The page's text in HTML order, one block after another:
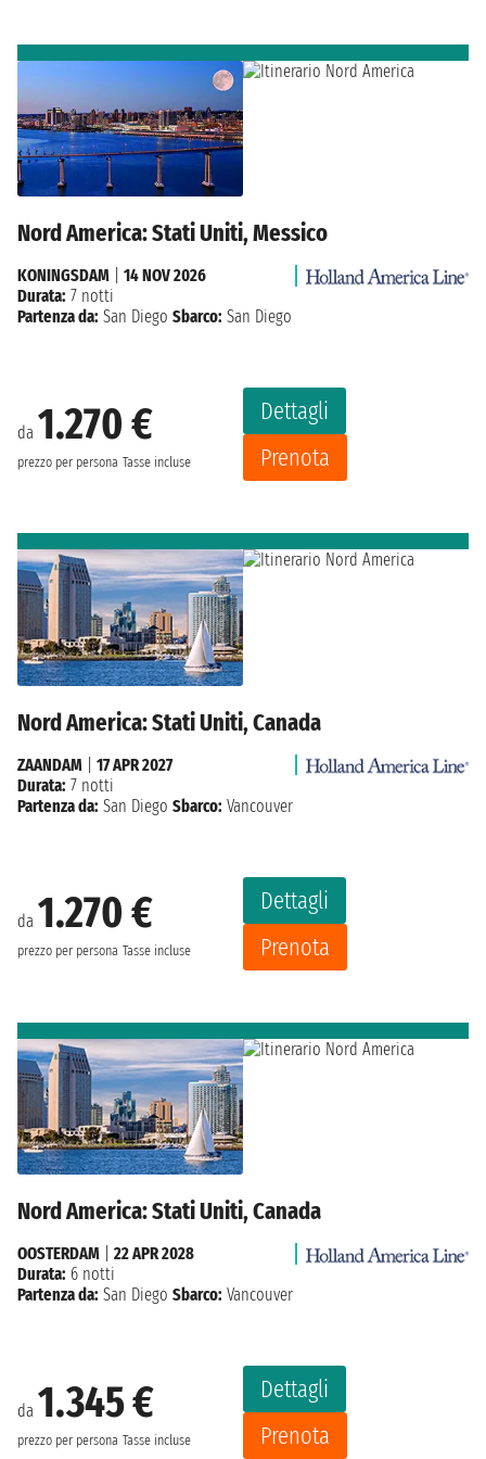
Nord America: Stati Uniti, Messico
da 1.270 €
prezzo per persona Tasse incluse
Dettagli
Prenota
KONINGSDAM
14 NOV 2026
Durata: 7 notti
Partenza da: San Diego Sbarco: San Diego
Nord America: Stati Uniti, Canada
da 1.270 €
prezzo per persona Tasse incluse
Dettagli
Prenota
ZAANDAM
17 APR 2027
Durata: 7 notti
Partenza da: San Diego Sbarco: Vancouver
Nord America: Stati Uniti, Canada
da 1.345 €
prezzo per persona Tasse incluse
Dettagli
Prenota
OOSTERDAM
22 APR 2028
Durata: 6 notti
Partenza da: San Diego Sbarco: Vancouver